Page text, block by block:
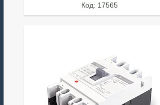
17565